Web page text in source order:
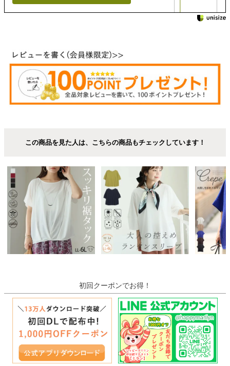
この商品を見た人は、こちらの商品もチェックしています！
初回クーポンでお得！